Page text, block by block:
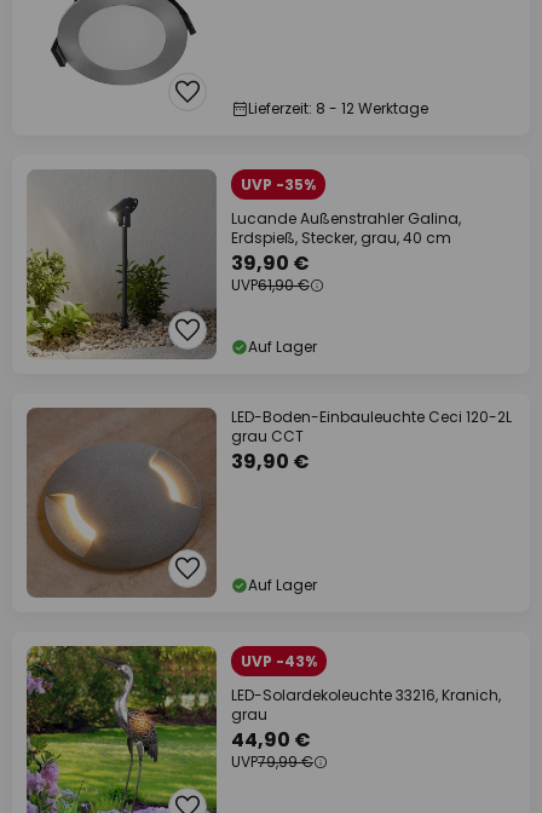
Lieferzeit: 8 - 12 Werktage
UVP -35%
Lucande Außenstrahler Galina,
Erdspieß, Stecker, grau, 40 cm
39,90 €
UVP61,90 €
Auf Lager
LED-Boden-Einbauleuchte Ceci 120-2L
grau CCT
39,90 €
Auf Lager
UVP -43%
LED-Solardekoleuchte 33216, Kranich,
grau
44,90 €
UVP79,99 €